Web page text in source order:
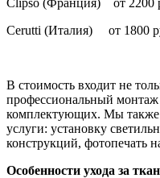
Clipso (Франция) от 2200
Cerutti (Италия) от 1800
В стоимость входит не
профессиональный монтаж
комплектующих. Мы также
услуги: установку
конструкций, фотопечать
Особенности ухода за